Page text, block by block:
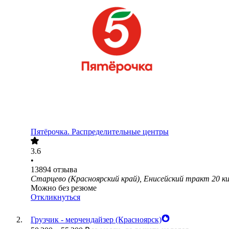
Пятёрочка. Распределительные центры
3.6
•
13894 отзыва
Старцево (Красноярский край), Енисейский тракт 20
Можно без резюме
Откликнуться
Грузчик - мерчендайзер (Красноярск)